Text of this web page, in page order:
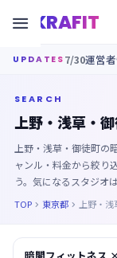
KRAFIT

UPDATES 7/30運営
SEARCH
上野・浅草・
上野・浅草・御徒町の
ャンル・料金から絞り
う。気になるスタジオ
TOP  東京都  上野・